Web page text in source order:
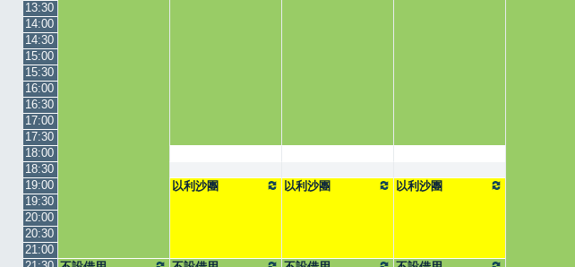
13:30
14:00
14:30
15:00
15:30
16:00
16:30
17:00
17:30
18:00
18:30
19:00
以利沙團 以利沙團 以利沙團
19:30
20:00
20:30
21:00